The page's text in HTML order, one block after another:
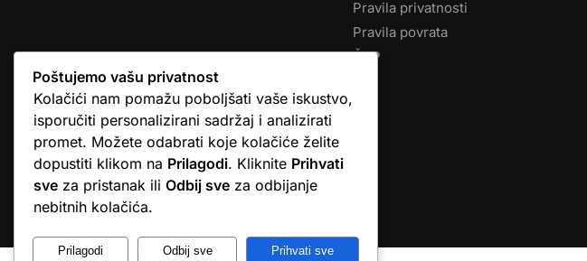
Pravila privatnosti
Pravila povrata
ČPP
© Argus elektronika d.o.o.
Poštujemo vašu privatnost
Kolačići nam pomažu poboljšati vaše iskustvo,
isporučiti personalizirani sadržaj i analizirati
promet. Možete odabrati koje kolačiće želite
dopustiti klikom na Prilagodi. Kliknite Prihvati
sve za pristanak ili Odbij sve za odbijanje
nebitnih kolačića.
Prilagodi Odbij sve Prihvati sve